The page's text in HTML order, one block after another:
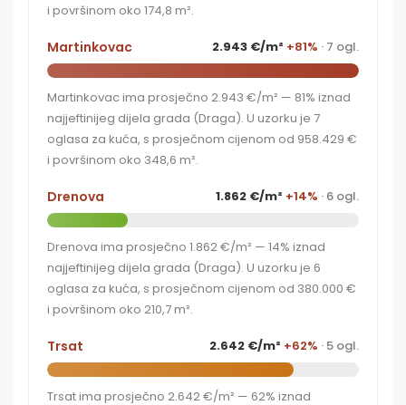
i površinom oko 174,8 m².
Martinkovac 2.943 €/m² +81% · 7 ogl.
Martinkovac ima prosječno 2.943 €/m² — 81% iznad
najjeftinijeg dijela grada (Draga). U uzorku je 7
oglasa za kuća, s prosječnom cijenom od 958.429 €
i površinom oko 348,6 m².
Drenova 1.862 €/m² +14% · 6 ogl.
Drenova ima prosječno 1.862 €/m² — 14% iznad
najjeftinijeg dijela grada (Draga). U uzorku je 6
oglasa za kuća, s prosječnom cijenom od 380.000 €
i površinom oko 210,7 m².
Trsat 2.642 €/m² +62% · 5 ogl.
Trsat ima prosječno 2.642 €/m² — 62% iznad